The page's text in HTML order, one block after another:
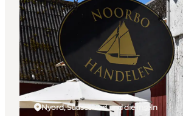
Städte und Orte
Events
Essen
Unterkunft
Reise planen
Nyord, Südseeland und die Inseln